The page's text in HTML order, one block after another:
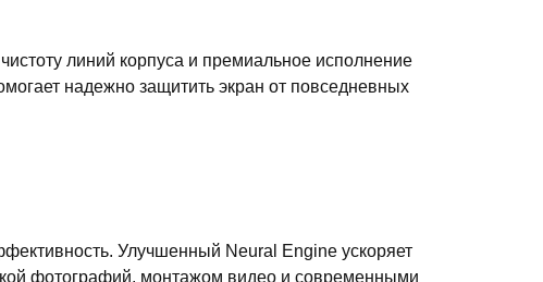
линий корпуса и премиальное исполнение
надежно защитить экран от повседневных
Улучшенный Neural Engine ускоряет
фотографий, монтажом видео и современными